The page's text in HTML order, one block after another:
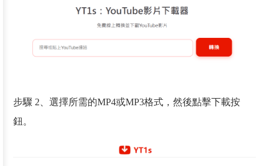
步驟 2、選擇所需的MP4或MP3格式，然後點擊下載按
鈕。